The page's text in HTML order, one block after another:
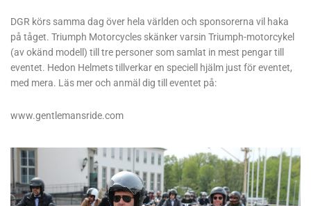
DGR körs samma dag över hela världen och sponsorerna vil haka
på tåget. Triumph Motorcycles skänker varsin Triumph-motorcykel
(av okänd modell) till tre personer som samlat in mest pengar till
eventet. Hedon Helmets tillverkar en speciell hjälm just för eventet,
med mera. Läs mer och anmäl dig till eventet på:
www.gentlemansride.com